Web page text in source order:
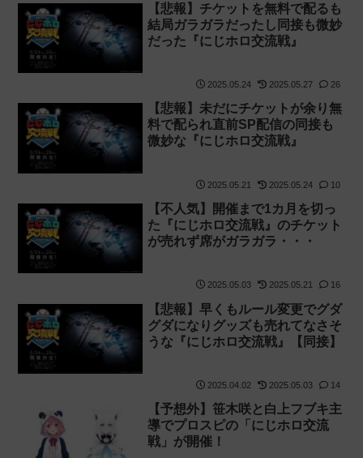
【悲報】チケットを無料で配るも
結局ガラガラだったし同接も微妙
だった『にじホロ交流戦』
2025.05.24 2025.05.27 26
【悲報】未だにチケットが余り無
料で配られ直前SP配信の同接も
微妙な『にじホロ交流戦』
2025.05.21 2025.05.24 10
【不人気】開催まで1カ月を切っ
た『にじホロ交流戦』のチケット
が売れず席がガラガラ・・・
2025.05.03 2025.05.21 16
【悲報】早くもルール変更でグダ
グダになりグッズも売れてなさそ
うな『にじホロ交流戦』【同接】
2025.04.02 2025.05.03 14
【予想外】笹木咲と白上フブキ主
導でプロスピの「にじホロ交流
戦」が開催！